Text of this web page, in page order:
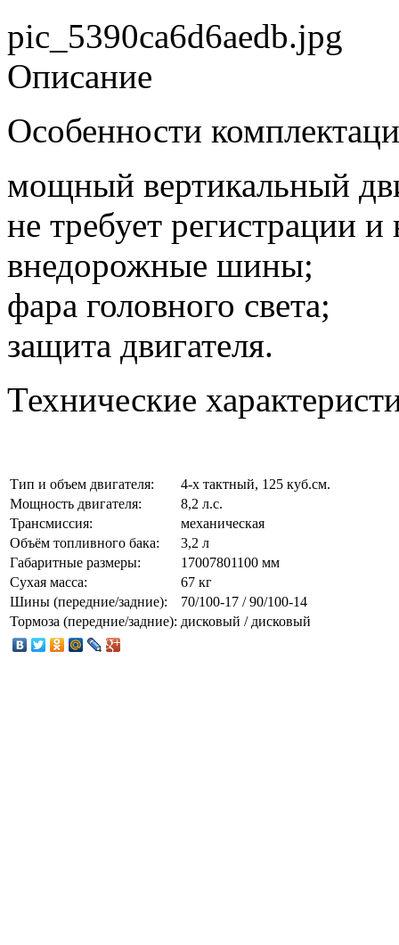
pic_5390ca6d6aedb.jpg
Описание
Особенности
мощный вертикальный
не требует регистрации и
внедорожные шины;
фара головного света;
защита двигателя.
Технические
Тип и объем двигателя:
4-х тактный, 125 куб.см.
Мощность двигателя:
8,2 л.с.
Трансмиссия:
механическая
Объём топливного бака:
3,2 л
Габаритные размеры:
17007801100 мм
Сухая масса:
67 кг
Шины (передние/задние):
70/100-17 / 90/100-14
Тормоза (передние/задние): дисковый / дисковый